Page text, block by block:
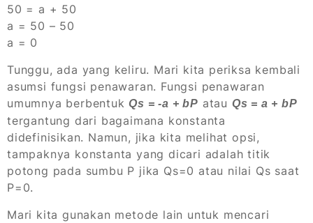
50 = a + 50
a = 50 – 50
a = 0
Tunggu, ada yang keliru. Mari kita periksa kembali
asumsi fungsi penawaran. Fungsi penawaran
umumnya berbentukQs = -a + bP atau Qs = a + bP
tergantung dari bagaimana konstanta
didefinisikan. Namun, jika kita melihat opsi,
tampaknya konstanta yang dicari adalah titik
potong pada sumbu P jika Qs=0 atau nilai Qs saat
P=0.
Mari kita gunakan metode lain untuk mencari